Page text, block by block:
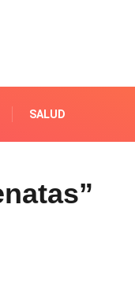
SALUD